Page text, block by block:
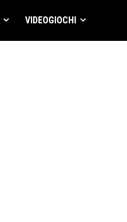
VIDEOGIOCHI